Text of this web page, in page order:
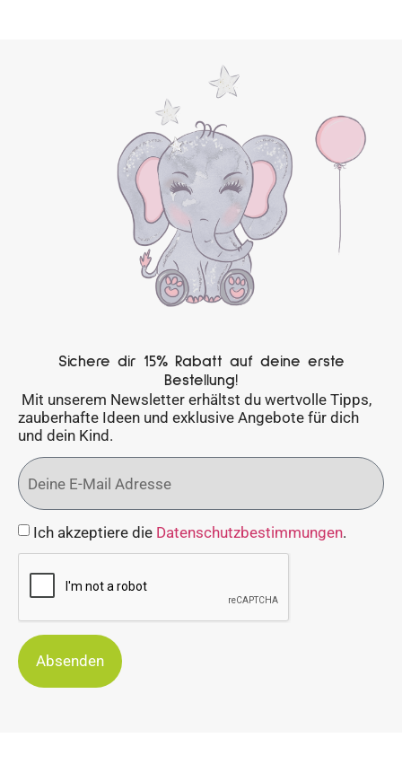
Sichere dir 15% Rabatt auf deine erste
Bestellung!
Mit unserem Newsletter erhältst du wertvolle Tipps,
zauberhafte Ideen und exklusive Angebote für dich
und dein Kind.
Ich akzeptiere die Datenschutzbestimmungen.
Absenden